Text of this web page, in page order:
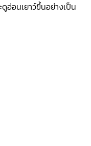
อ่อนเยาว์ขึ้นอย่างเป็น